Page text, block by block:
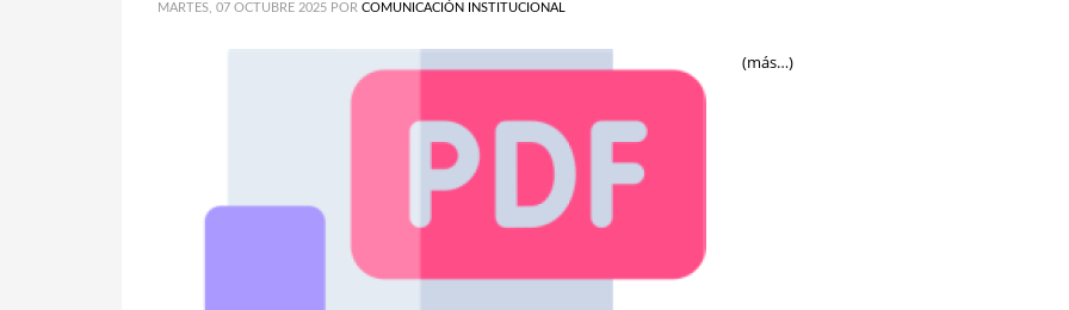
MARTES, 07 OCTUBRE 2025 POR COMUNICACIÓN INSTITUCIONAL
(más…)